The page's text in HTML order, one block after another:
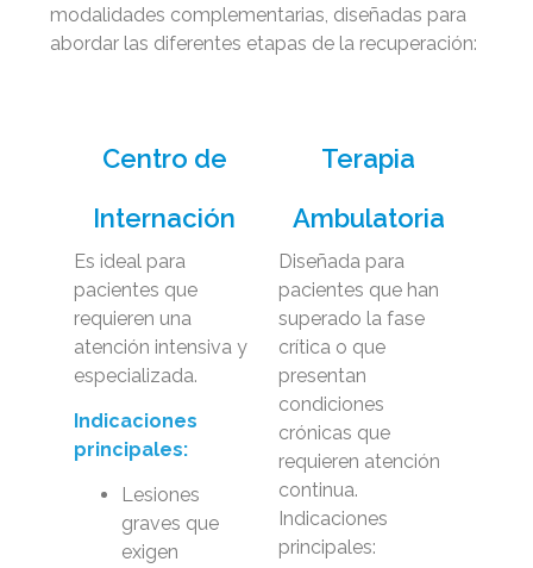
modalidades complementarias, diseñadas para
abordar las diferentes etapas de la recuperación:
Centro de
Internación
Es ideal para
pacientes que
requieren una
atención intensiva y
especializada.
Indicaciones
principales:
Lesiones
graves que
exigen
Terapia
Ambulatoria
Diseñada para
pacientes que han
superado la fase
crítica o que
presentan
condiciones
crónicas que
requieren atención
continua.
Indicaciones
principales: